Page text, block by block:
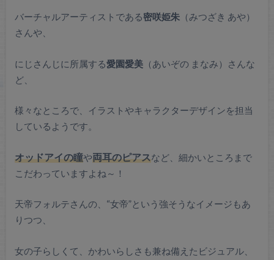
バーチャルアーティストである密咲姫朱（みつざき あや）
さんや、
にじさんじに所属する愛園愛美（あいぞの まなみ）さんな
ど、
様々なところで、イラストやキャラクターデザインを担当
しているようです。
オッドアイの瞳や両耳のピアスなど、細かいところまで
こだわっていますよね～！
天帝フォルテさんの、“女帝”という強そうなイメージもあ
りつつ、
女の子らしくて、かわいらしさも兼ね備えたビジュアル、